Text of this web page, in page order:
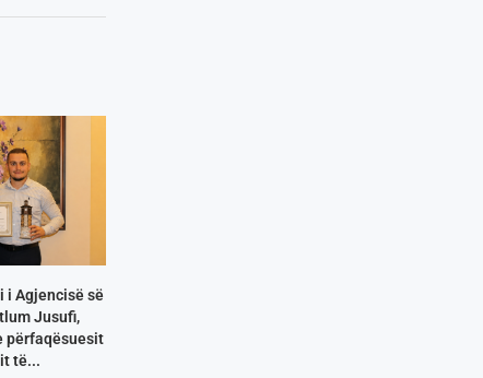
i Agjencisë së
Jusufi,
përfaqësuesit
të...